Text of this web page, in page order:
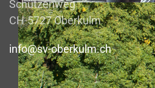
Schützenweg
CH-5727 Oberkulm
info@sv-oberkulm.ch